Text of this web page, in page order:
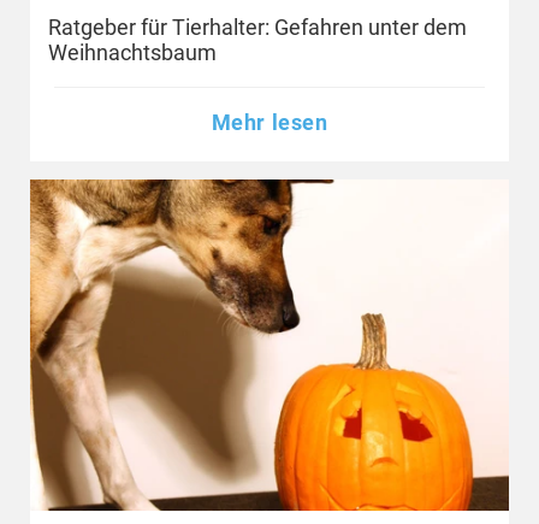
Ratgeber für Tierhalter: Gefahren unter dem
Weihnachtsbaum
Mehr lesen